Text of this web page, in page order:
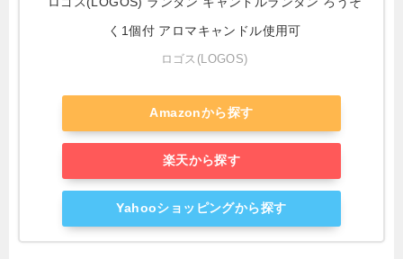
く1個付 アロマキャンドル使用可
ロゴス(LOGOS)
Amazonから探す
楽天から探す
Yahooショッピングから探す